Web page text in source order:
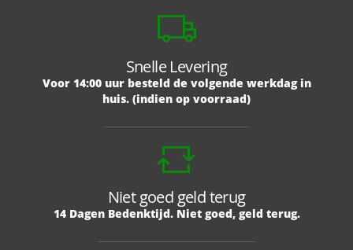
Snelle Levering
Voor 14:00 uur besteld de volgende werkdag in
huis. (indien op voorraad)
Niet goed geld terug
14 Dagen Bedenktijd. Niet goed, geld terug.